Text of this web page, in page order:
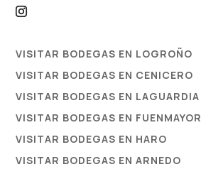
VISITAR BODEGAS EN LOGROÑO
VISITAR BODEGAS EN CENICERO
VISITAR BODEGAS EN LAGUARDIA
VISITAR BODEGAS EN FUENMAYOR
VISITAR BODEGAS EN HARO
VISITAR BODEGAS EN ARNEDO